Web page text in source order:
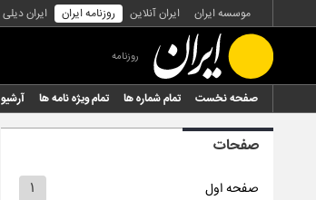
موسسه ایران ایران آنلاین روزنامه ایران ایران دیلی
روزنامه
صفحه نخست تمام شماره ها تمام ویژه نامه ها آرشیو
صفحات
صفحه اول ۱